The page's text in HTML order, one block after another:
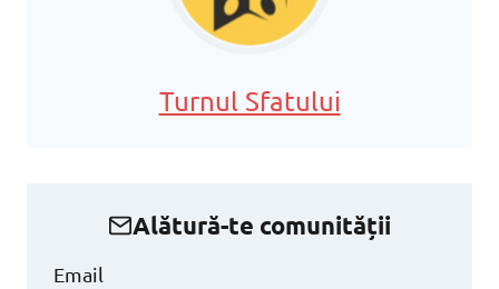
Turnul Sfatului
Alătură-te comunității
Email